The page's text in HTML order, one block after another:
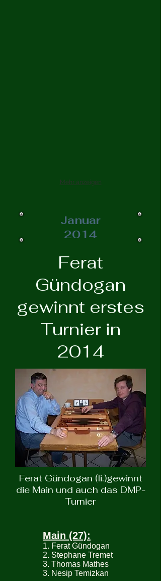
Mehr anzeigen
Januar
2014
Ferat
Gündogan
gewinnt erstes
Turnier in
2014
Ferat Gündogan (li.)gewinnt
die Main und auch das DMP-
Turnier
Main (27):
1. Ferat Gündogan
2. Stephane Tremet
3. Thomas Mathes
3. Nesip Temizkan